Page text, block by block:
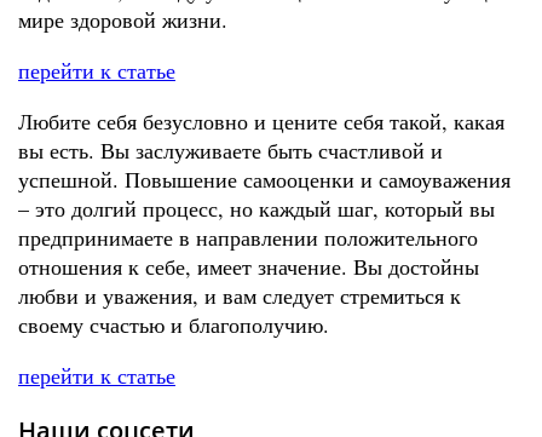
мире здоровой жизни.
перейти к статье
Любите себя безусловно и цените себя такой, какая
вы есть. Вы заслуживаете быть счастливой и
успешной. Повышение самооценки и самоуважения
– это долгий процесс, но каждый шаг, который вы
предпринимаете в направлении положительного
отношения к себе, имеет значение. Вы достойны
любви и уважения, и вам следует стремиться к
своему счастью и благополучию.
перейти к статье